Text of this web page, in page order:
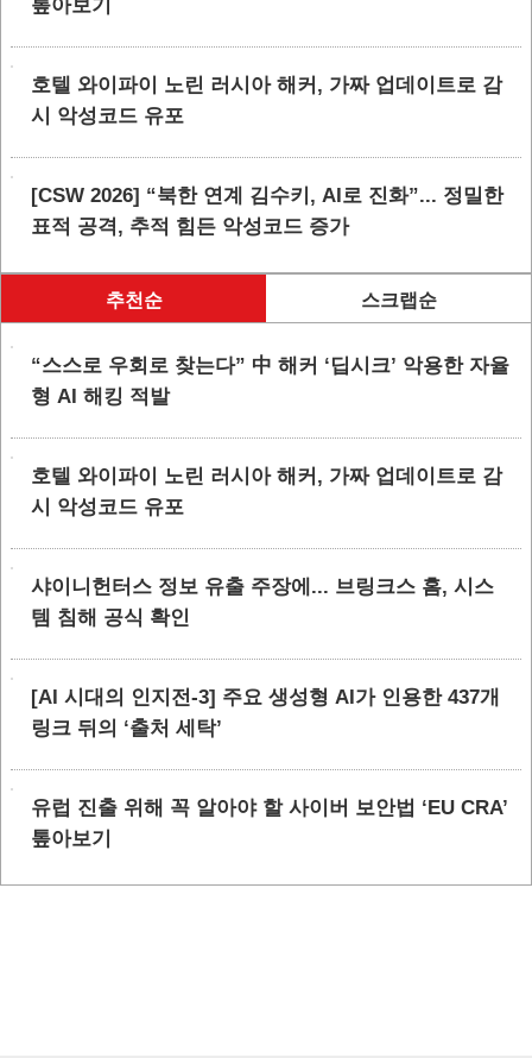
톺아보기
호텔 와이파이 노린 러시아 해커, 가짜 업데이트로 감
시 악성코드 유포
[CSW 2026] “북한 연계 김수키, AI로 진화”... 정밀한
표적 공격, 추적 힘든 악성코드 증가
추천순 스크랩순
“스스로 우회로 찾는다” 中 해커 ‘딥시크’ 악용한 자율
형 AI 해킹 적발
호텔 와이파이 노린 러시아 해커, 가짜 업데이트로 감
시 악성코드 유포
샤이니헌터스 정보 유출 주장에... 브링크스 홈, 시스
템 침해 공식 확인
[AI 시대의 인지전-3] 주요 생성형 AI가 인용한 437개
링크 뒤의 ‘출처 세탁’
유럽 진출 위해 꼭 알아야 할 사이버 보안법 ‘EU CRA’
톺아보기